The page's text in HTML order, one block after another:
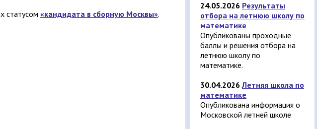
статусом «кандидата в сборную Москвы».
24.05.2026 Результаты
отбора на летнюю школу по
математике
Опубликованы проходные
баллы и решения отбора на
летнюю школу по
математике.
30.04.2026 Летняя школа по
математике
Опубликована информация о
Московской летней школе